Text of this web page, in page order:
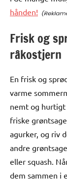
hånden!
Frisk og
råkostjern
En frisk og
varme
nemt og
friske
agurker, og riv
andre
eller squash.
dem sammen i